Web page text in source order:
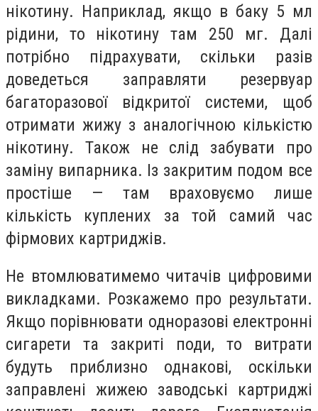
нікотину. Наприклад, якщо в баку 5 мл
рідини, то нікотину там 250 мг. Далі
потрібно підрахувати, скільки разів
доведеться заправляти резервуар
багаторазової відкритої системи, щоб
отримати жижу з аналогічною кількістю
нікотину. Також не слід забувати про
заміну випарника. Із закритим подом все
простіше — там враховуємо лише
кількість куплених за той самий час
фірмових картриджів.
Не втомлюватимемо читачів цифровими
викладками. Розкажемо про результати.
Якщо порівнювати одноразові електронні
сигарети та закриті поди, то витрати
будуть приблизно однакові, оскільки
заправлені жижею заводські картриджі